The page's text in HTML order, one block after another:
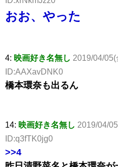
おお、やった
4: 映画好き名無し 2019/04/
ID:AAXavDNK0
橋本環奈も出るん
14: 映画好き名無し 2019/04/
ID:q3fTK0jg0
>>4